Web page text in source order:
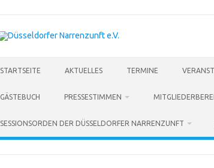
STARTSEITE AKTUELLES TERMINE
GÄSTEBUCH PRESSESTIMMEN
SESSIONSORDEN DER DÜSSELDORFER NARRENZUNFT